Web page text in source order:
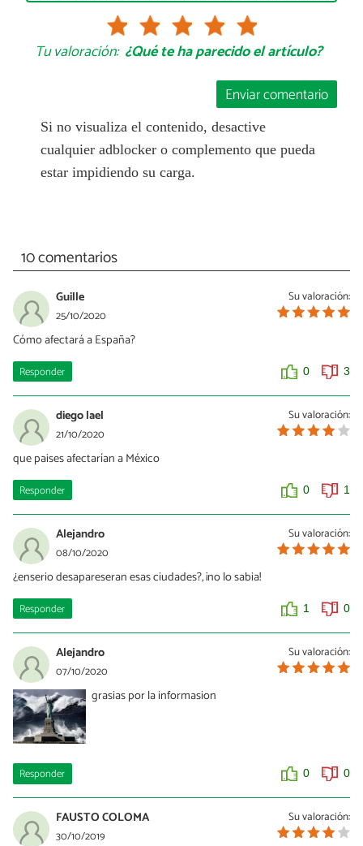
Tu valoración: ¿Qué te ha parecido el artículo?
Enviar comentario
Si no visualiza el contenido, desactive
cualquier adblocker o complemento que pueda
estar impidiendo su carga.
10 comentarios
Su valoración:
Guille
25/10/2020
Cómo afectará a España?
Responder 0 3
Su valoración:
diego lael
21/10/2020
que paises afectarían a México
Responder 0 1
Su valoración:
Alejandro
08/10/2020
¿enserio desapareseran esas ciudades?, ¡no lo sabia!
Responder 1 0
Su valoración:
Alejandro
07/10/2020
grasias por la informasion
Responder 0 0
Su valoración:
FAUSTO COLOMA
30/10/2019